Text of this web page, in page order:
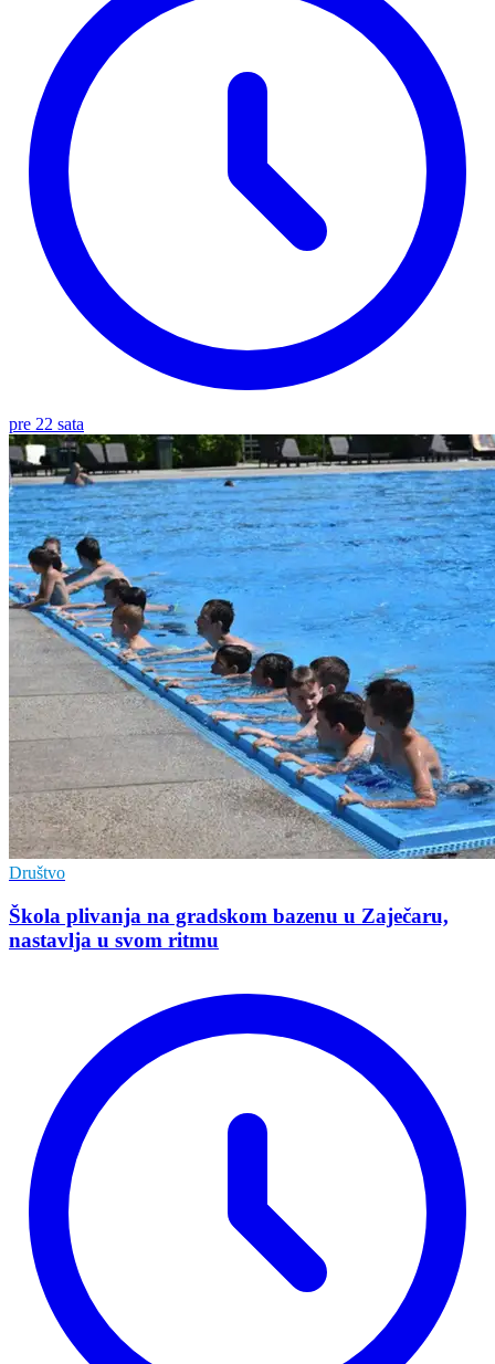
pre 22 sata
Društvo
Škola plivanja na gradskom bazenu u Zaječaru,
nastavlja u svom ritmu